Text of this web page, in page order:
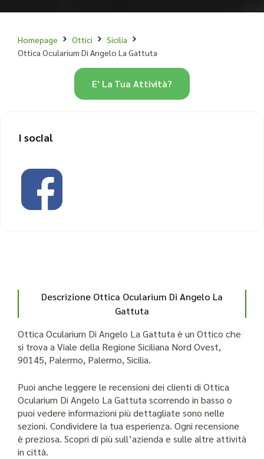
Homepage Ottici
Sicilia
Ottica Ocularium Di Angelo La Gattuta
Descrizione Ottica Ocularium Di Angelo La
Gattuta
Ottica Ocularium Di Angelo La Gattuta è un Ottico che
si trova a Viale della Regione Siciliana Nord Ovest,
90145, Palermo, Palermo, Sicilia.
Puoi anche leggere le recensioni dei clienti di Ottica
Ocularium Di Angelo La Gattuta scorrendo in basso o
puoi vedere informazioni più dettagliate sono nelle
sezioni. Condividere la tua esperienza. Ogni recensione
è preziosa. Scopri di più sull’azienda e sulle altre attività
in città.
E' La Tua Attività?
I social